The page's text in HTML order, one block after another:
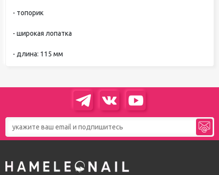
- топорик
- широкая лопатка
- длина: 115 мм